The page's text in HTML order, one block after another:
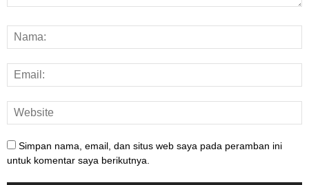
Simpan nama, email, dan situs web saya pada peramban ini
untuk komentar saya berikutnya.